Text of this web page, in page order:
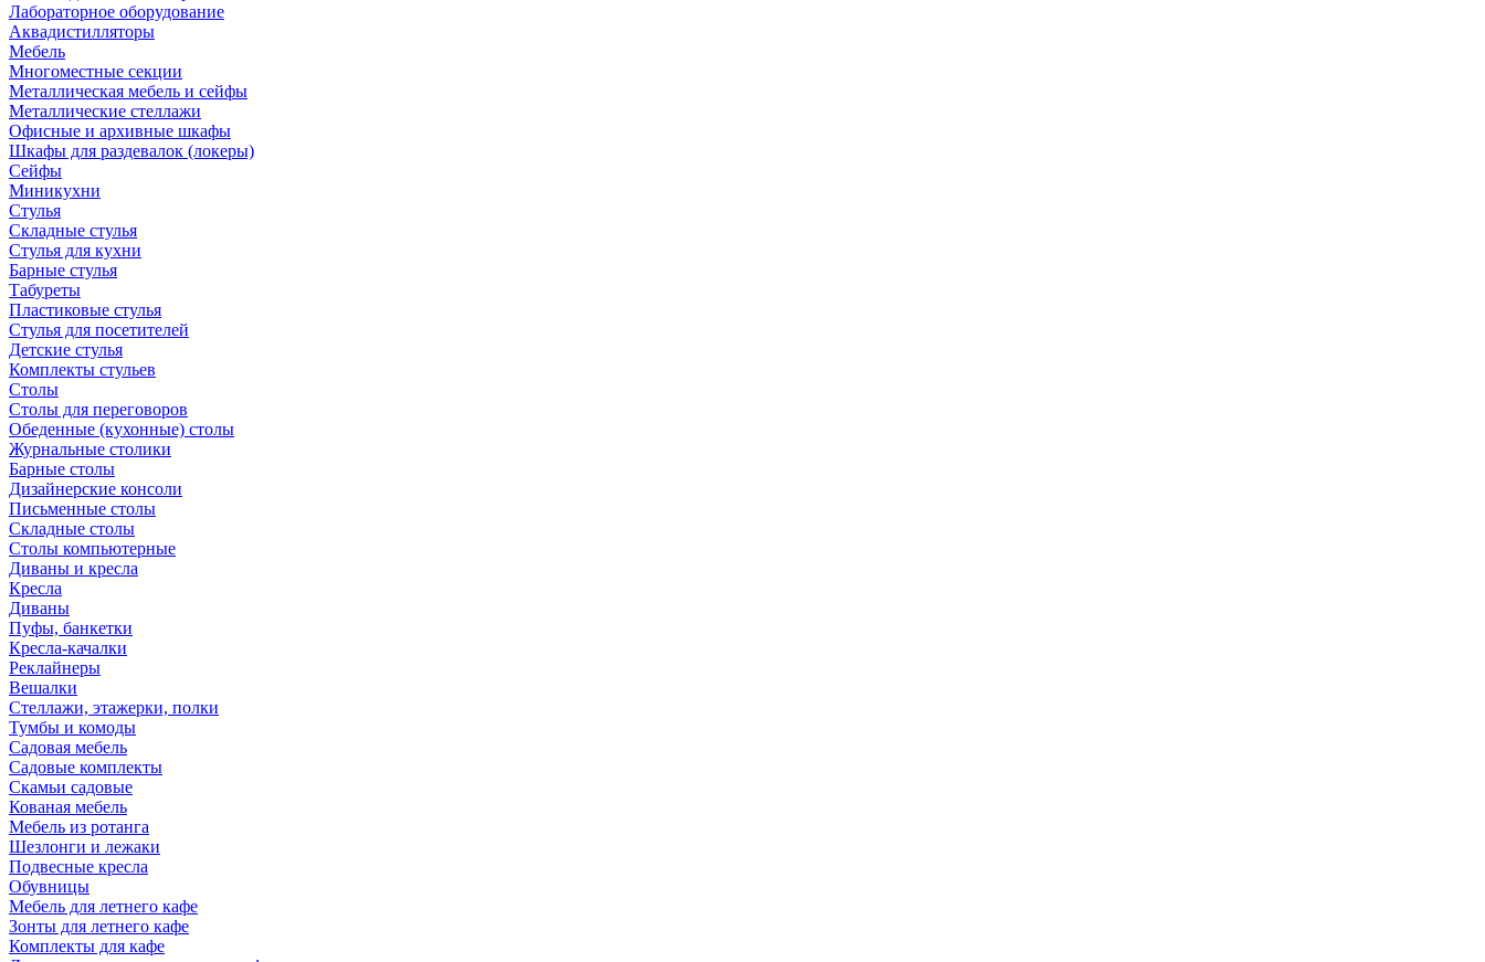
Лабораторное оборудование
Аквадистилляторы
Мебель
Многоместные секции
Металлическая мебель и сейфы
Металлические стеллажи
Офисные и архивные шкафы
Шкафы для раздевалок (локеры)
Сейфы
Миникухни
Стулья
Складные стулья
Стулья для кухни
Барные стулья
Табуреты
Пластиковые стулья
Стулья для посетителей
Детские стулья
Комплекты стульев
Столы
Столы для переговоров
Обеденные (кухонные) столы
Журнальные столики
Барные столы
Дизайнерские консоли
Письменные столы
Складные столы
Столы компьютерные
Диваны и кресла
Кресла
Диваны
Пуфы, банкетки
Кресла-качалки
Реклайнеры
Вешалки
Стеллажи, этажерки, полки
Тумбы и комоды
Садовая мебель
Садовые комплекты
Скамьи садовые
Кованая мебель
Мебель из ротанга
Шезлонги и лежаки
Подвесные кресла
Обувницы
Мебель для летнего кафе
Зонты для летнего кафе
Комплекты для кафе